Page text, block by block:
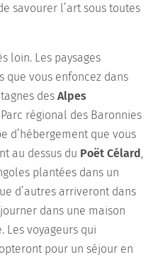
savourer l’art sous toutes
loin. Les paysages
que vous enfoncez dans
desAlpes
Parc régional des Baronnies
d’hébergement que vous
au dessus du Poët Célard
plantées dans un
d’autres arriveront dans
dans une maison
Les voyageurs qui
pour un séjour en